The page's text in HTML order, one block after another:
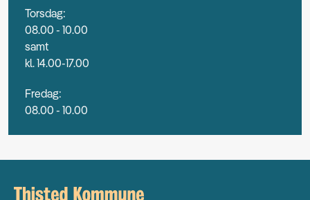
Torsdag:
08.00 - 10.00
samt
kl. 14.00-17.00
Fredag:
08.00 - 10.00